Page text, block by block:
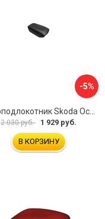
-5%
2 030 руб. 1 929 руб.
В КОРЗИНУ